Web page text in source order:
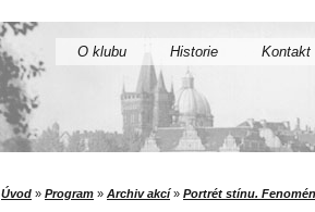
O klubu Historie Kontakt
Úvod » Program » Archiv akcí» Portrét stínu.